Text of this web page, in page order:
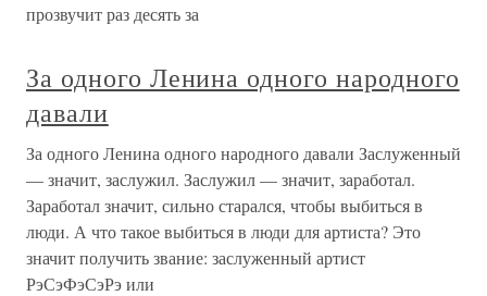
прозвучит раз десять за
За одного Ленина одного народного
давали
За одного Ленина одного народного давали Заслуженный
— значит, заслужил. Заслужил — значит, заработал.
Заработал значит, сильно старался, чтобы выбиться в
люди. А что такое выбиться в люди для артиста? Это
значит получить звание: заслуженный артист
РэСэФэСэРэ или